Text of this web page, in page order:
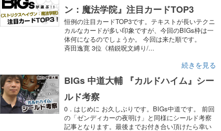
ン：魔法学院』注目カードTOP3
恒例の注目カードTOP3です。テキストが長いテクニ
カルなカードが多い印象ですが、今回のBIGs枠は一
体何になるのでしょうか。 今回は来た順です。
斉田逸寛 3位《精鋭呪文縛り/...
続きを見る
BIGs 中道大輔 『カルドハイム』シー
ルド考察
0．はじめに お久しぶりです。BIGs中道です。 前回
の「ゼンディカーの夜明け」と同様にシールド考察
記事となります。最後までお付き合い頂けたら幸い